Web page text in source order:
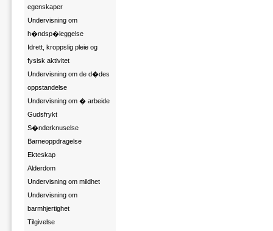
egenskaper
Undervisning om
h�ndsp�leggelse
Idrett, kroppslig pleie og
fysisk aktivitet
Undervisning om de d�des
oppstandelse
Undervisning om � arbeide
Gudsfrykt
S�nderknuselse
Barneoppdragelse
Ekteskap
Alderdom
Undervisning om mildhet
Undervisning om
barmhjertighet
Tilgivelse